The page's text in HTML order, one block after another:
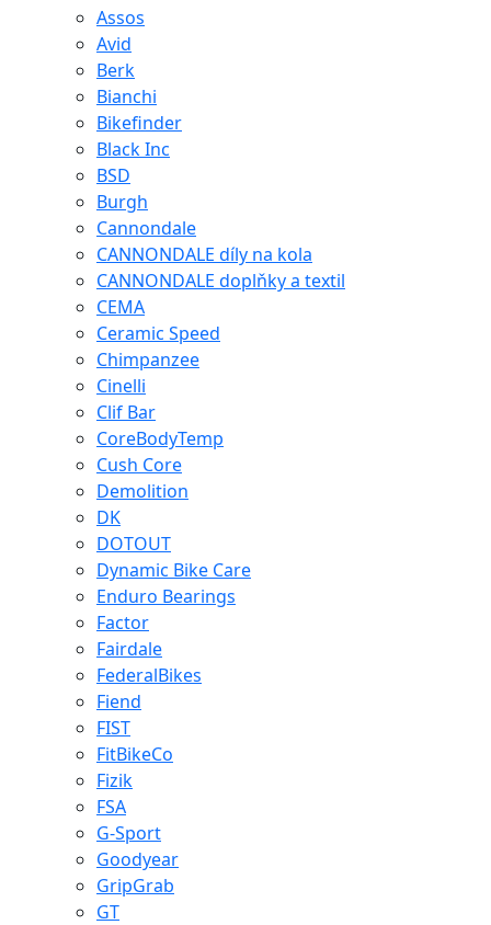
Assos
Avid
Berk
Bianchi
Bikefinder
Black Inc
BSD
Burgh
Cannondale
CANNONDALE díly na kola
CANNONDALE doplňky a textil
CEMA
Ceramic Speed
Chimpanzee
Cinelli
Clif Bar
CoreBodyTemp
Cush Core
Demolition
DK
DOTOUT
Dynamic Bike Care
Enduro Bearings
Factor
Fairdale
FederalBikes
Fiend
FIST
FitBikeCo
Fizik
FSA
G-Sport
Goodyear
GripGrab
GT